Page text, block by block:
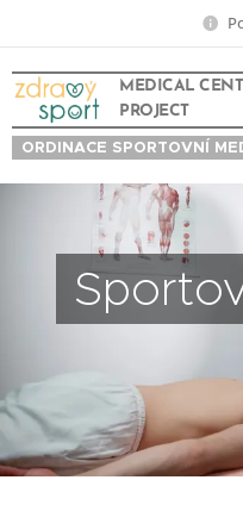
MEDICAL
PROJECT
ORDINACE SPORTOVNÍ